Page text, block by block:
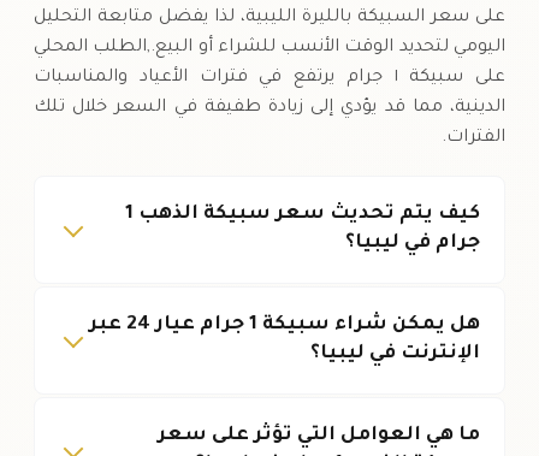
على سعر السبيكة بالليرة الليبية، لذا يفضل متابعة التحليل
اليومي لتحديد الوقت الأنسب للشراء أو البيع.,الطلب المحلي
على سبيكة ١ جرام يرتفع في فترات الأعياد والمناسبات
الدينية، مما قد يؤدي إلى زيادة طفيفة في السعر خلال تلك
الفترات.
كيف يتم تحديث سعر سبيكة الذهب 1
جرام في ليبيا؟
هل يمكن شراء سبيكة 1 جرام عيار 24 عبر
الإنترنت في ليبيا؟
ما هي العوامل التي تؤثر على سعر